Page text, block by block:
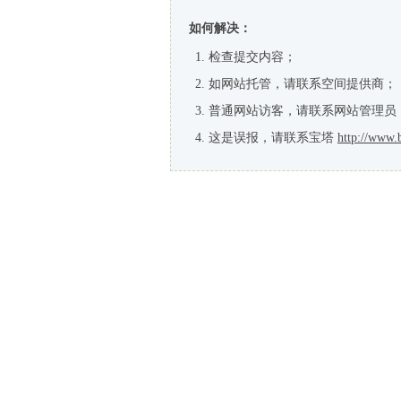
如何解决：
检查提交内容；
如网站托管，请联系空间提供商；
普通网站访客，请联系网站管理员
这是误报，请联系宝塔 http://